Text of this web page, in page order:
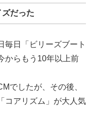
だった
毎日「ビリーズブート
からもう10年以上前
でしたが、その後、
コアリズム」が大人気